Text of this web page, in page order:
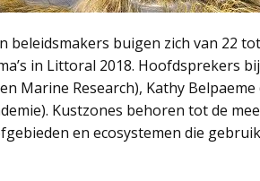
beleidsmakers buigen zich van 22
in Littoral 2018. Hoofdsprekers
Marine Research), Kathy
Kustzones behoren tot de
en ecosystemen die